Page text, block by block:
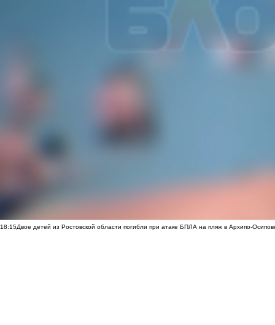
18:15Двое детей из Ростовской области погибли при атаке БПЛА на пляж в Архипо-